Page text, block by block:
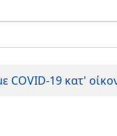
COVID-19 κατ'